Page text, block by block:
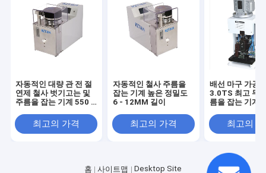
자동적인 대량 관 전 절
연제 철사 벗기고는 및
주름을 잡는 기계 550 *
최고의 가격
자동적인 철사 주름을
잡는 기계 높은 정밀도
6 - 12MM 길이
최고의 가격
배선 마구 가공
3.0TS 최고 무
름을 잡는 기계
최고의
홈 사이트맵 Desktop Site